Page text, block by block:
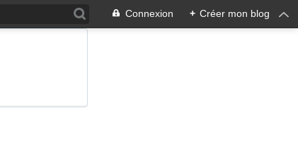
Connexion + Créer mon blog